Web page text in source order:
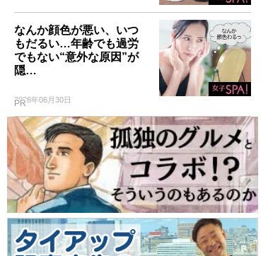
なんか顔色が悪い、いつ
もだるい…年齢でも過労
でもない“意外な原因”が
隠…
2026年06月30日
PR